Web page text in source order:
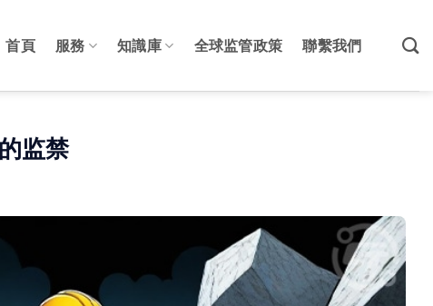
首頁 服務 知識庫 全球监管政策 聯繫我們
监禁